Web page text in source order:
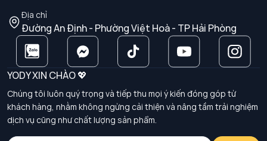
Địa chỉ
Đường An Định - Phường Việt Hoà - TP Hải Phòng
YODY XIN CHÀO 💖
Chúng tôi luôn quý trọng và tiếp thu mọi ý kiến đóng góp từ
khách hàng, nhằm không ngừng cải thiện và nâng tầm trải nghiệm
dịch vụ cũng như chất lượng sản phẩm.